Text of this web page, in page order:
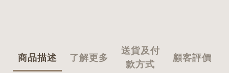
商品描述 了解更多
送貨及付
款方式
顧客評價